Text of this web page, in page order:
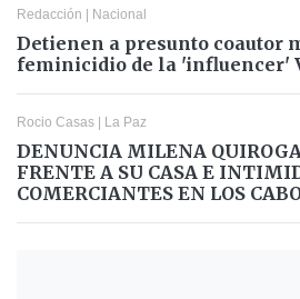
Redacción Nacional
Detienen a presunto coautor
feminicidio de la 'influencer'
Rocio Casas La Paz
DENUNCIA MILENA
FRENTE A SU CASA E
COMERCIANTES EN LOS